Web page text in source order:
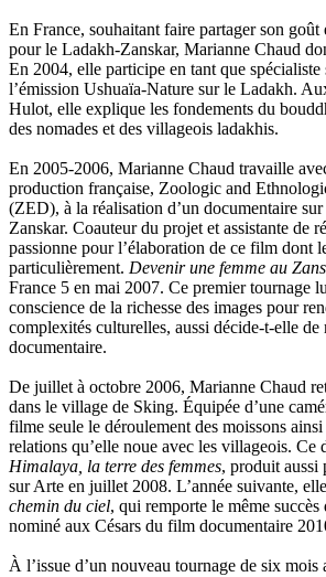
Loquet Denis
Lutz Philippe
Luzzatto-Béjanin Béatrice
Manoukian Patrick
Marcel Patrick
Marthaler Claude
Mathieu Sandra
Miollis Bertrand de
Mittelette Eddie
Monchaud Morgan
Mouginet Xavier
Moullec Christian
Muller Victor
Neyret Pierre
Neyroud Michel
Nicolas Philippe
Noacco Cristina
Nobili Johanna
Nodet Mariette
Nodet Philippe
Ollivier-Henry Jocelyne
Olmedo Éric
Pacquier Thierry
Pajetnov Valentin
Pavie Auguste
En France, souhaitant faire partager son goût
pour le Ladakh-Zanskar, Marianne Chaud
En 2004, elle participe en tant que spécialiste
l’émission Ushuaïa-Nature sur le Ladakh.
Hulot, elle explique les fondements du
des nomades et des villageois ladakhis.
En 2005-2006, Marianne Chaud travaille
production française, Zoologic and
(ZED), à la réalisation d’un documentaire
Zanskar. Coauteur du projet et assistante de
passionne pour l’élaboration de ce film dont
particulièrement. Devenir une femme au
France 5 en mai 2007. Ce premier tournage
conscience de la richesse des images pour
complexités culturelles, aussi décide-t-elle de
documentaire.
De juillet à octobre 2006, Marianne Chaud
dans le village de Sking. Équipée d’une
filme seule le déroulement des moissons
relations qu’elle noue avec les villageois. Ce
Himalaya, la terre des femmes, produit aussi
sur Arte en juillet 2008. L’année suivante,
chemin du ciel, qui remporte le même succès
nominé aux Césars du film documentaire
À l’issue d’un nouveau tournage de six mois